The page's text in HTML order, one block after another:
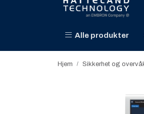
Alle produkter
Hjem Sikkerhet og